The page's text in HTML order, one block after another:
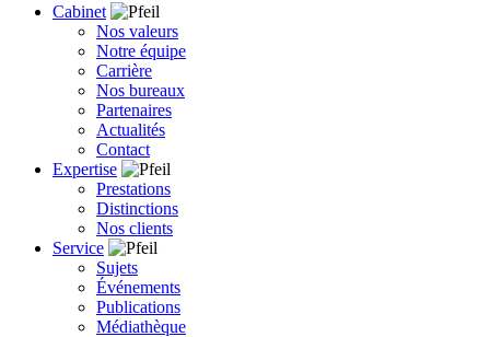
Cabinet
Nos valeurs
Notre équipe
Carrière
Nos bureaux
Partenaires
Actualités
Contact
Expertise
Prestations
Distinctions
Nos clients
Service
Sujets
Événements
Publications
Médiathèque